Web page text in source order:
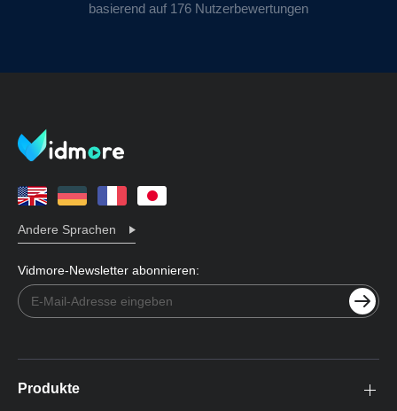
basierend auf 176 Nutzerbewertungen
Andere Sprachen
Vidmore-Newsletter abonnieren:
Produkte